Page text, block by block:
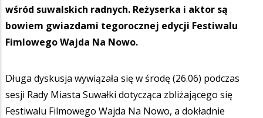
wśród suwalskich radnych. Reżyserka i aktor są
bowiem gwiazdami tegorocznej edycji Festiwalu
Fimlowego Wajda Na Nowo.
Długa dyskusja wywiązała się w środę (26.06) podczas
sesji Rady Miasta Suwałki dotycząca zbliżającego się
Festiwalu Filmowego Wajda Na Nowo, a dokładnie